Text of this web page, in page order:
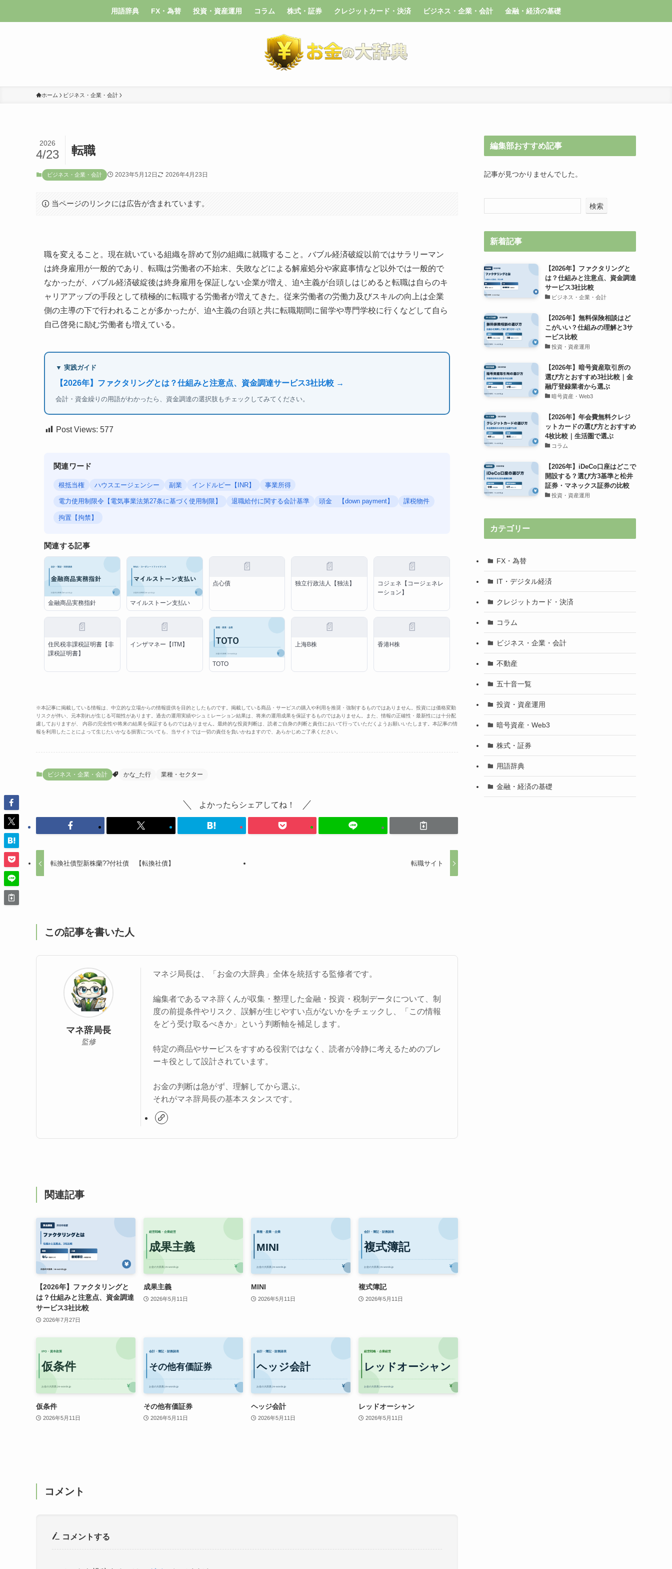
用語辞典 FX・為替 投資・資産運用 コラム 株式・証券 クレジットカード・決済 ビジネス・企業・会計 金融・経済の基礎
ホーム ビジネス・企業・会計
転職
2026
4/23
ビジネス・企業・会計 2023年5月12日 2026年4月23日
当ページのリンクには広告が含まれています。
職を変えること。現在就いている組織を辞めて別の組織に就職すること。バブル経済破綻以前ではサラリーマン
は終身雇用が一般的であり、転職は労働者の不始末、失敗などによる解雇処分や家庭事情など以外では一般的で
なかったが、バブル経済破綻後は終身雇用を保証しない企業が増え、迫ﾍ主義が台頭しはじめると転職は自らのキ
ャリアアップの手段として積極的に転職する労働者が増えてきた。従来労働者の労働力及びスキルの向上は企業
側の主導の下で行われることが多かったが、迫ﾍ主義の台頭と共に転職期間に留学や専門学校に行くなどして自ら
自己啓発に励む労働者も増えている。
▼ 実践ガイド
【2026年】ファクタリングとは？仕組みと注意点、資金調達サービス3社比較 →
会計・資金繰りの用語がわかったら、資金調達の選択肢もチェックしてみてください。
Post Views: 577
関連ワード
根抵当権 ハウスエージェンシー 副業 インドルピー【INR】 事業所得
電力使用制限令【電気事業法第27条に基づく使用制限】 退職給付に関する会計基準 頭金 【down payment】 課税物件
拘置【拘禁】
関連する記事
金融商品実務指針 マイルストーン支払い
📄
点心債
📄
独立行政法人【独法】
📄
コジェネ【コージェネレ
ーション】
📄
住民税非課税証明書【非
課税証明書】
📄
インザマネー【ITM】
TOTO
📄
上海B株
📄
香港H株
※本記事に掲載している情報は、中立的な立場からの情報提供を目的としたものです。掲載している商品・サービスの購入や利用を推奨・強制するものではありません。投資には価格変動
リスクが伴い、元本割れが生じる可能性があります。過去の運用実績やシュミレーション結果は、将来の運用成果を保証するものではありません。また、情報の正確性・最新性には十分配
慮しておりますが、 内容の完全性や将来の結果を保証するものではありません。最終的な投資判断は、読者ご自身の判断と責任において行っていただくようお願いいたします。本記事の情
報を利用したことによって生じたいかなる損害についても、当サイトでは一切の責任を負いかねますので、あらかじめご了承ください。
ビジネス・企業・会計 かな_た行 業種・セクター
よかったらシェアしてね！
転換社債型新株蘭??付社債 【転換社債】 転職サイト
この記事を書いた人
マネ辞局長
監修
マネジ局長は、「お金の大辞典」全体を統括する監修者です。
編集者であるマネ辞くんが収集・整理した金融・投資・税制データについて、制
度の前提条件やリスク、誤解が生じやすい点がないかをチェックし、「この情報
をどう受け取るべきか」という判断軸を補足します。
特定の商品やサービスをすすめる役割ではなく、読者が冷静に考えるためのブレ
ーキ役として設計されています。
お金の判断は急がず、理解してから選ぶ。
それがマネ辞局長の基本スタンスです。
関連記事
【2026年】ファクタリングと
は？仕組みと注意点、資金調達
サービス3社比較
2026年7月27日
成果主義
2026年5月11日
MINI
2026年5月11日
複式簿記
2026年5月11日
仮条件
2026年5月11日
その他有価証券
2026年5月11日
ヘッジ会計
2026年5月11日
レッドオーシャン
2026年5月11日
コメント
コメントする
編集部おすすめ記事
記事が見つかりませんでした。
検索
新着記事
【2026年】ファクタリングと
は？仕組みと注意点、資金調達
サービス3社比較
ビジネス・企業・会計
【2026年】無料保険相談はど
こがいい？仕組みの理解と3サ
ービス比較
投資・資産運用
【2026年】暗号資産取引所の
選び方とおすすめ3社比較｜金
融庁登録業者から選ぶ
暗号資産・Web3
【2026年】年会費無料クレジ
ットカードの選び方とおすすめ
4枚比較｜生活圏で選ぶ
コラム
【2026年】iDeCo口座はどこで
開設する？選び方3基準と松井
証券・マネックス証券の比較
投資・資産運用
カテゴリー
FX・為替
IT・デジタル経済
クレジットカード・決済
コラム
ビジネス・企業・会計
不動産
五十音一覧
投資・資産運用
暗号資産・Web3
株式・証券
用語辞典
金融・経済の基礎